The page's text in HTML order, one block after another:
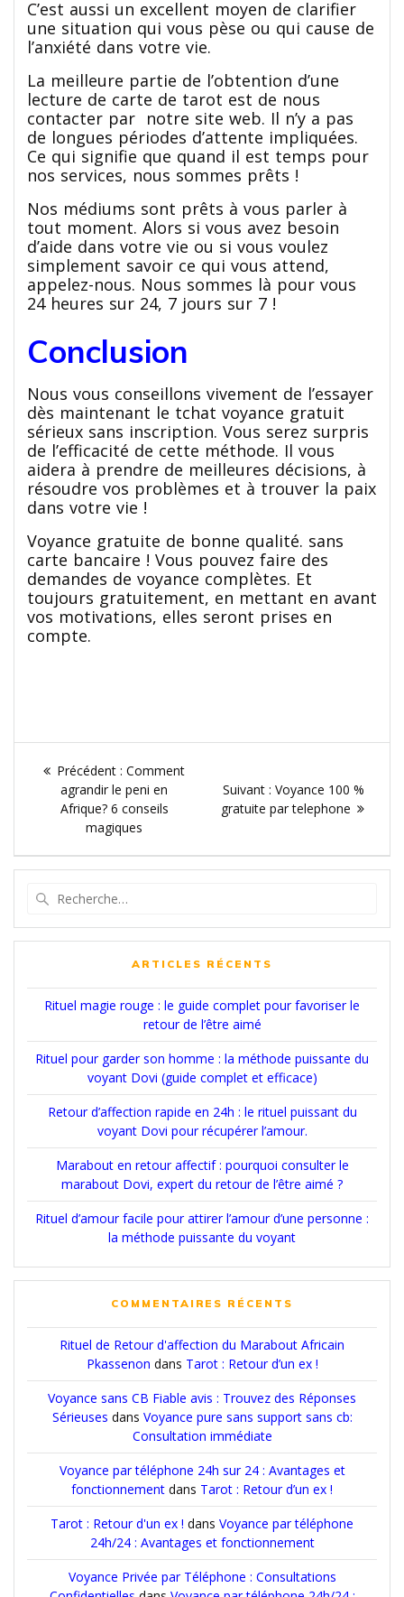
C’est aussi un excellent moyen de clarifier
une situation qui vous pèse ou qui cause de
l’anxiété dans votre vie.
La meilleure partie de l’obtention d’une
lecture de carte de tarot est de nous
contacter par notre site web. Il n’y a pas
de longues périodes d’attente impliquées.
Ce qui signifie que quand il est temps pour
nos services, nous sommes prêts !
Nos médiums sont prêts à vous parler à
tout moment. Alors si vous avez besoin
d’aide dans votre vie ou si vous voulez
simplement savoir ce qui vous attend,
appelez-nous. Nous sommes là pour vous
24 heures sur 24, 7 jours sur 7 !
Conclusion
Nous vous conseillons vivement de l’essayer
dès maintenant le tchat voyance gratuit
sérieux sans inscription. Vous serez surpris
de l’efficacité de cette méthode. Il vous
aidera à prendre de meilleures décisions, à
résoudre vos problèmes et à trouver la paix
dans votre vie !
Voyance gratuite de bonne qualité. sans
carte bancaire ! Vous pouvez faire des
demandes de voyance complètes. Et
toujours gratuitement, en mettant en avant
vos motivations, elles seront prises en
compte.
Navigation
l’article
Précédent : Article
précédent
:
Comment
agrandir le peni en
Afrique? 6 conseils
magiques
Suivant : Article
suivant
Voyance 100 %
gratuite par telephone
:
ARTICLES RÉCENTS
Rituel magie rouge : le guide complet pour favoriser le
retour de l’être aimé
Rituel pour garder son homme : la méthode puissante du
voyant Dovi (guide complet et efficace)
Retour d’affection rapide en 24h : le rituel puissant du
voyant Dovi pour récupérer l’amour.
Marabout en retour affectif : pourquoi consulter le
marabout Dovi, expert du retour de l’être aimé ?
Rituel d’amour facile pour attirer l’amour d’une personne :
la méthode puissante du voyant
COMMENTAIRES RÉCENTS
Rituel de Retour d'affection du Marabout Africain
Pkassenon dans Tarot : Retour d’un ex !
Voyance sans CB Fiable avis : Trouvez des Réponses
Sérieuses dans Voyance pure sans support sans cb:
Consultation immédiate
Voyance par téléphone 24h sur 24 : Avantages et
fonctionnement dans Tarot : Retour d’un ex !
Tarot : Retour d'un ex ! dans Voyance par téléphone
24h/24 : Avantages et fonctionnement
Voyance Privée par Téléphone : Consultations